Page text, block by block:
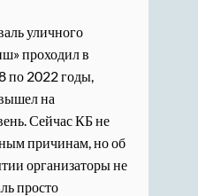
уличного
проходил в
по 2022 годы,
на
Сейчас КБ не
причинам, но об
организаторы не
просто